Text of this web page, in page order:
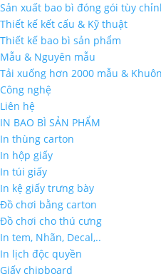
Sản xuất bao bì đóng gói tùy
Thiết kế kết cấu & Kỹ thuật
Thiết kế bao bì sản phẩm
Mẫu & Nguyên mẫu
Tải xuống hơn 2000 mẫu &
Công nghệ
Liên hệ
IN BAO BÌ SẢN PHẨM
In thùng carton
In hộp giấy
In túi giấy
In kệ giấy trưng bày
Đồ chơi bằng carton
Đồ chơi cho thú cưng
In tem, Nhãn, Decal,..
In lịch độc quyền
Giấy chipboard